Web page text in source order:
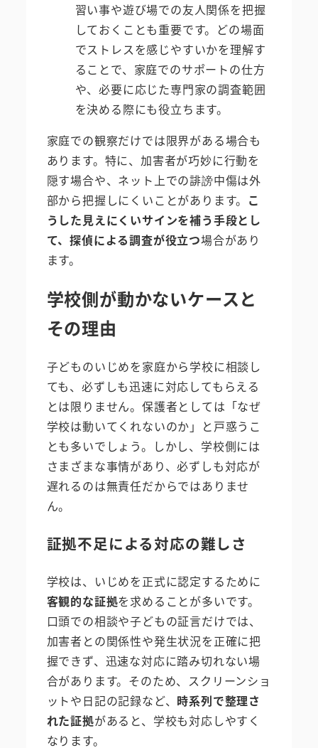
習い事や遊び場での友人関係を把握
しておくことも重要です。どの場面
でストレスを感じやすいかを理解す
ることで、家庭でのサポートの仕方
や、必要に応じた専門家の調査範囲
を決める際にも役立ちます。
家庭での観察だけでは限界がある場合も
あります。特に、加害者が巧妙に行動を
隠す場合や、ネット上での誹謗中傷は外
部から把握しにくいことがあります。 こ
うした見えにくいサインを補う手段とし
て、探偵による調査が役立つ場合があり
ます。
学校側が動かないケースと
その理由
子どものいじめを家庭から学校に相談し
ても、必ずしも迅速に対応してもらえる
とは限りません。保護者としては「なぜ
学校は動いてくれないのか」と戸惑うこ
とも多いでしょう。しかし、学校側には
さまざまな事情があり、必ずしも対応が
遅れるのは無責任だからではありませ
ん。
証拠不足による対応の難しさ
学校は、いじめを正式に認定するために
客観的な証拠を求めることが多いです。
口頭での相談や子どもの証言だけでは、
加害者との関係性や発生状況を正確に把
握できず、迅速な対応に踏み切れない場
合があります。そのため、スクリーンショ
ットや日記の記録など、 時系列で整理さ
れた証拠があると、学校も対応しやすく
なります。